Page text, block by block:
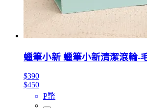
蠟筆小新 蠟筆小新清潔滾輪-
$390
$450
P幣